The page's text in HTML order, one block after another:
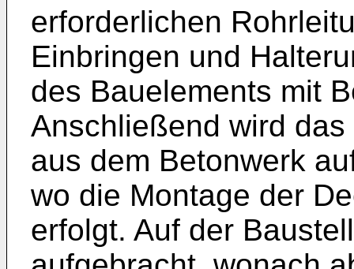
erforderlichen
Einbringen und
des Bauelements mit
Anschließend wird
aus dem Betonwerk
wo die Montage der
erfolgt. Auf der